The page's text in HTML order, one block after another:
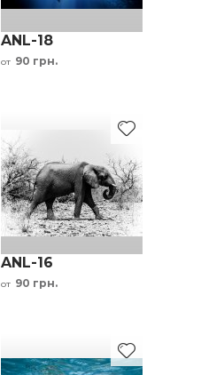
ANL-18
от 90 грн.
ANL-16
от 90 грн.